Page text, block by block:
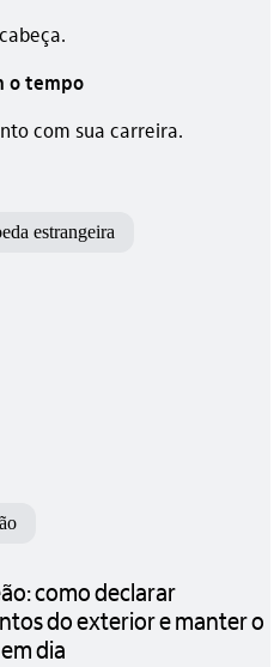
o tempo
com sua carreira.
estrangeira
como declarar
do exterior e manter o
dia